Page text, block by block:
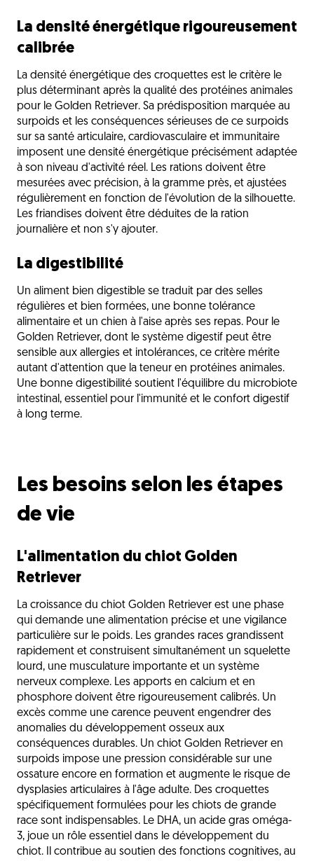
La densité énergétique rigoureusement
calibrée
La densité énergétique des croquettes est le critère le
plus déterminant après la qualité des protéines animales
pour le Golden Retriever. Sa prédisposition marquée au
surpoids et les conséquences sérieuses de ce surpoids
sur sa santé articulaire, cardiovasculaire et immunitaire
imposent une densité énergétique précisément adaptée
à son niveau d'activité réel. Les rations doivent être
mesurées avec précision, à la gramme près, et ajustées
régulièrement en fonction de l'évolution de la silhouette.
Les friandises doivent être déduites de la ration
journalière et non s'y ajouter.
La digestibilité
Un aliment bien digestible se traduit par des selles
régulières et bien formées, une bonne tolérance
alimentaire et un chien à l'aise après ses repas. Pour le
Golden Retriever, dont le système digestif peut être
sensible aux allergies et intolérances, ce critère mérite
autant d'attention que la teneur en protéines animales.
Une bonne digestibilité soutient l'équilibre du microbiote
intestinal, essentiel pour l'immunité et le confort digestif
à long terme.
Les besoins selon les étapes
de vie
L'alimentation du chiot Golden
Retriever
La croissance du chiot Golden Retriever est une phase
qui demande une alimentation précise et une vigilance
particulière sur le poids. Les grandes races grandissent
rapidement et construisent simultanément un squelette
lourd, une musculature importante et un système
nerveux complexe. Les apports en calcium et en
phosphore doivent être rigoureusement calibrés. Un
excès comme une carence peuvent engendrer des
anomalies du développement osseux aux
conséquences durables. Un chiot Golden Retriever en
surpoids impose une pression considérable sur une
ossature encore en formation et augmente le risque de
dysplasies articulaires à l'âge adulte. Des croquettes
spécifiquement formulées pour les chiots de grande
race sont indispensables. Le DHA, un acide gras oméga-
3, joue un rôle essentiel dans le développement du
chiot. Il contribue au soutien des fonctions cognitives, au